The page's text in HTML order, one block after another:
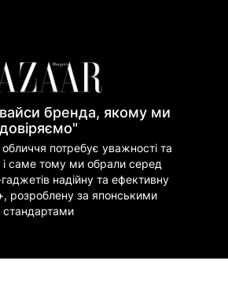
бренда, якому ми
довіряємо"
потребує уважності та
і саме тому ми обрали серед
надійну та ефективну
розроблену за японськими
стандартами